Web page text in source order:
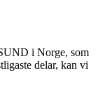
i Norge, som
delar, kan vi